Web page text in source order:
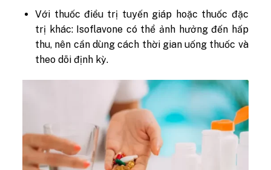
Với thuốc điều trị tuyến giáp hoặc thuốc đặc
trị khác:Isoflavone có thể ảnh hưởng đến hấp
thu, nên cần dùng cách thời gian uống thuốc và
theo dõi định kỳ.